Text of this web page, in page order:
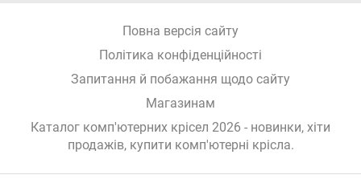
Повна версія сайту
Політика конфіденційності
Запитання й побажання щодо сайту
Магазинам
Каталог комп'ютерних крісел 2026 - новинки, хіти
продажів, купити комп'ютерні крісла.